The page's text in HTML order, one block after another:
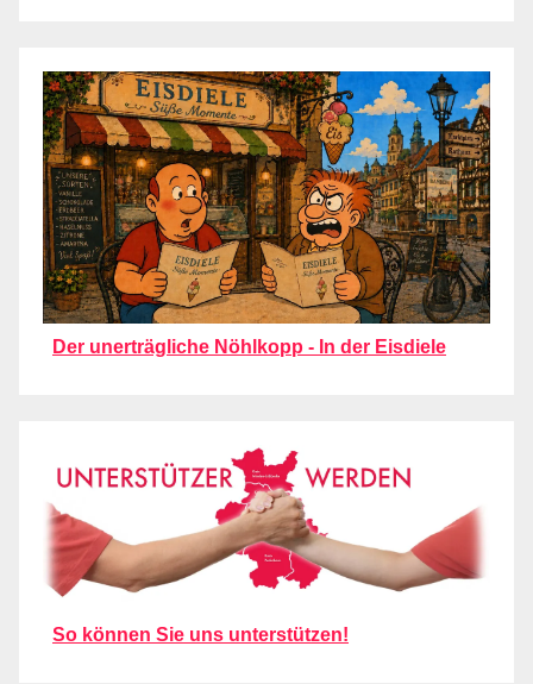
Der unerträgliche Nöhlkopp - In der Eisdiele
So können Sie uns unterstützen!